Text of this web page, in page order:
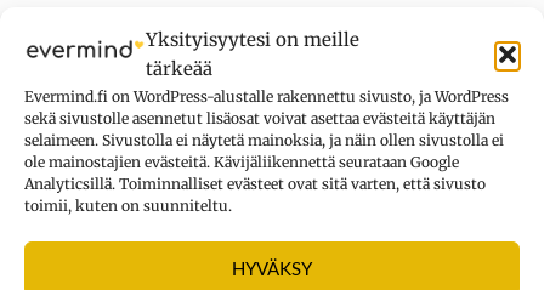
Yksityisyytesi on meille
tärkeää
Evermind.fi on WordPress-alustalle rakennettu sivusto, ja WordPress
sekä sivustolle asennetut lisäosat voivat asettaa evästeitä käyttäjän
selaimeen. Sivustolla ei näytetä mainoksia, ja näin ollen sivustolla ei
ole mainostajien evästeitä. Kävijäliikennettä seurataan Google
Analyticsillä. Toiminnalliset evästeet ovat sitä varten, että sivusto
toimii, kuten on suunniteltu.
HYVÄKSY
Voin tehdä työtä yhtä hyvin kuin ennenkin.
Minkä tahansa työn aloittaminen vaatii minulta
ylimääräisiä ponnistuksia.
En enää tee työtä yhtä hyvin kuin ennen.
Tehdäkseni jotain minun on todella pakotettava itseni
siihen.